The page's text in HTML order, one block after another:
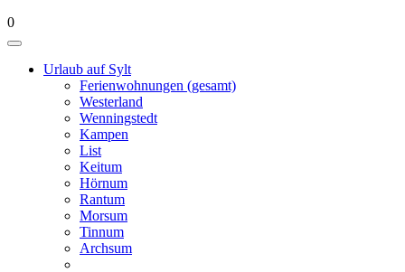
0
Urlaub auf Sylt
Ferienwohnungen (gesamt)
Westerland
Wenningstedt
Kampen
List
Keitum
Hörnum
Rantum
Morsum
Tinnum
Archsum